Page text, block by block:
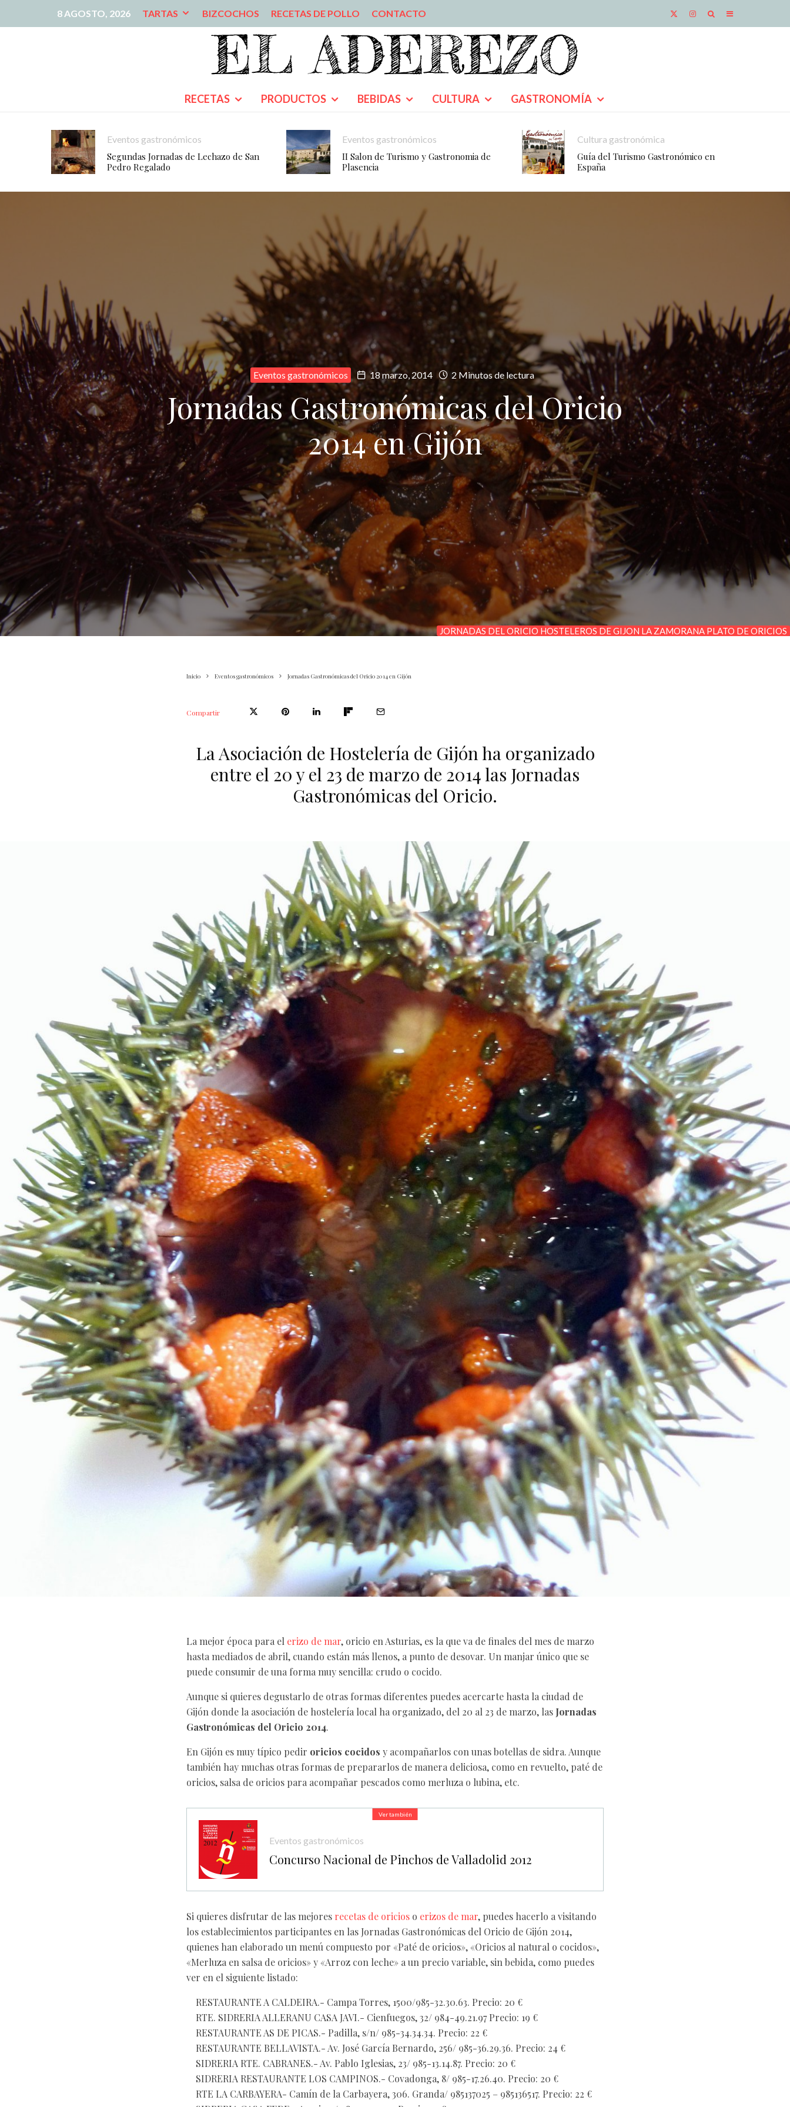
8 AGOSTO, 2026 TARTAS BIZCOCHOS RECETAS DE POLLO CONTACTO
RECETAS PRODUCTOS BEBIDAS CULTURA GASTRONOMÍA
Eventos gastronómicos
Segundas Jornadas de Lechazo de San
Pedro Regalado
Eventos gastronómicos
II Salon de Turismo y Gastronomia de
Plasencia
Cultura gastronómica
Guía del Turismo Gastronómico en
España
JORNADAS DEL ORICIO HOSTELEROS DE GIJON LA ZAMORANA PLATO DE ORICIOS
Eventos gastronómicos 18 marzo, 2014 2 Minutos de lectura
Jornadas Gastronómicas del Oricio
2014 en Gijón
Inicio Eventos gastronómicos Jornadas Gastronómicas del Oricio 2014 en Gijón
Compartir
La Asociación de Hostelería de Gijón ha organizado
entre el 20 y el 23 de marzo de 2014 las Jornadas
Gastronómicas del Oricio.
La mejor época para el erizo de mar, oricio en Asturias, es la que va de finales del mes de marzo
hasta mediados de abril, cuando están más llenos, a punto de desovar. Un manjar único que se
puede consumir de una forma muy sencilla: crudo o cocido.
Aunque si quieres degustarlo de otras formas diferentes puedes acercarte hasta la ciudad de
Gijón donde la asociación de hostelería local ha organizado, del 20 al 23 de marzo, las Jornadas
Gastronómicas del Oricio 2014.
En Gijón es muy típico pedir oricios cocidos y acompañarlos con unas botellas de sidra. Aunque
también hay muchas otras formas de prepararlos de manera deliciosa, como en revuelto, paté de
oricios, salsa de oricios para acompañar pescados como merluza o lubina, etc.
Ver también
Eventos gastronómicos
Concurso Nacional de Pinchos de Valladolid 2012
Si quieres disfrutar de las mejores recetas de oricios o erizos de mar, puedes hacerlo a visitando
los establecimientos participantes en las Jornadas Gastronómicas del Oricio de Gijón 2014,
quienes han elaborado un menú compuesto por «Paté de oricios», «Oricios al natural o cocidos»,
«Merluza en salsa de oricios» y «Arroz con leche» a un precio variable, sin bebida, como puedes
ver en el siguiente listado:
RESTAURANTE A CALDEIRA.- Campa Torres, 1500/985-32.30.63. Precio: 20 €
RTE. SIDRERIA ALLERANU CASA JAVI.- Cienfuegos, 32/ 984-49.21.97 Precio: 19 €
RESTAURANTE AS DE PICAS.- Padilla, s/n/ 985-34.34.34. Precio: 22 €
RESTAURANTE BELLAVISTA.- Av. José García Bernardo, 256/ 985-36.29.36. Precio: 24 €
SIDRERIA RTE. CABRANES.- Av. Pablo Iglesias, 23/ 985-13.14.87. Precio: 20 €
SIDRERIA RESTAURANTE LOS CAMPINOS.- Covadonga, 8/ 985-17.26.40. Precio: 20 €
RTE LA CARBAYERA- Camín de la Carbayera, 306. Granda/ 985137025 – 985136517. Precio: 22 €